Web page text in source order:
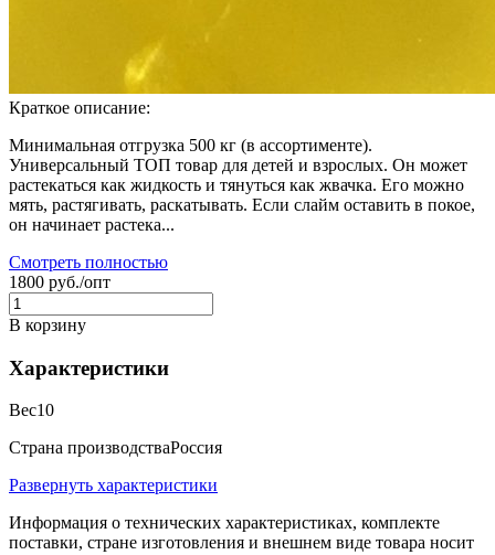
Краткое описание:
Минимальная отгрузка 500 кг (в ассортименте).
Универсальный ТОП товар для детей и взрослых. Он может
растекаться как жидкость и тянуться как жвачка. Его можно
мять, растягивать, раскатывать. Если слайм оставить в покое,
он начинает растека...
Смотреть полностью
1800 руб./опт
В корзину
Характеристики
Вес10
Страна производстваРоссия
Развернуть характеристики
Информация о технических характеристиках, комплекте
поставки, стране изготовления и внешнем виде товара носит